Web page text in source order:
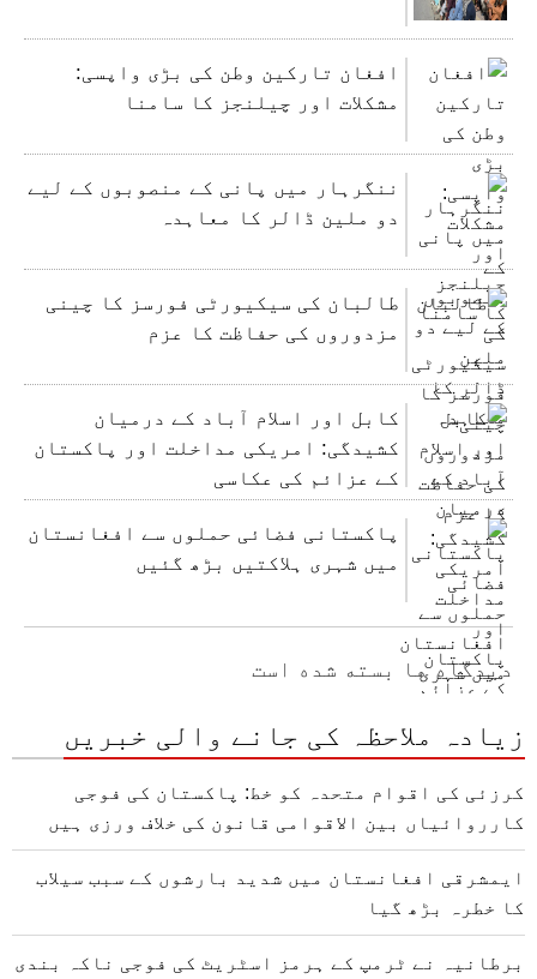
افغان تارکین وطن کی بڑی واپسی:
مشکلات اور چیلنجز کا سامنا
ننگرہار میں پانی کے منصوبوں کے لیے
دو ملین ڈالر کا معاہدہ
طالبان کی سیکیورٹی فورسز کا چینی
مزدوروں کی حفاظت کا عزم
کابل اور اسلام آباد کے درمیان
کشیدگی: امریکی مداخلت اور پاکستان
کے عزائم کی عکاسی
پاکستانی فضائی حملوں سے افغانستان
میں شہری ہلاکتیں بڑھ گئیں
دیدگاه ها بسته شده است
زیادہ ملاحظہ کی جانے والی خبریں
کرزئی کی اقوام متحدہ کو خط: پاکستان کی فوجی
کارروائیاں بین الاقوامی قانون کی خلاف ورزی ہیں
ایمشرقی افغانستان میں شدید بارشوں کے سبب سیلاب
کا خطرہ بڑھ گیا
برطانیہ نے ٹرمپ کے ہرمز اسٹریٹ کی فوجی ناکہ بندی